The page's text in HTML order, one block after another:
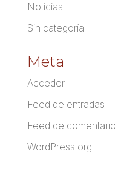
Noticias
Sin categoría
Meta
Acceder
Feed de entradas
Feed de
WordPress.org